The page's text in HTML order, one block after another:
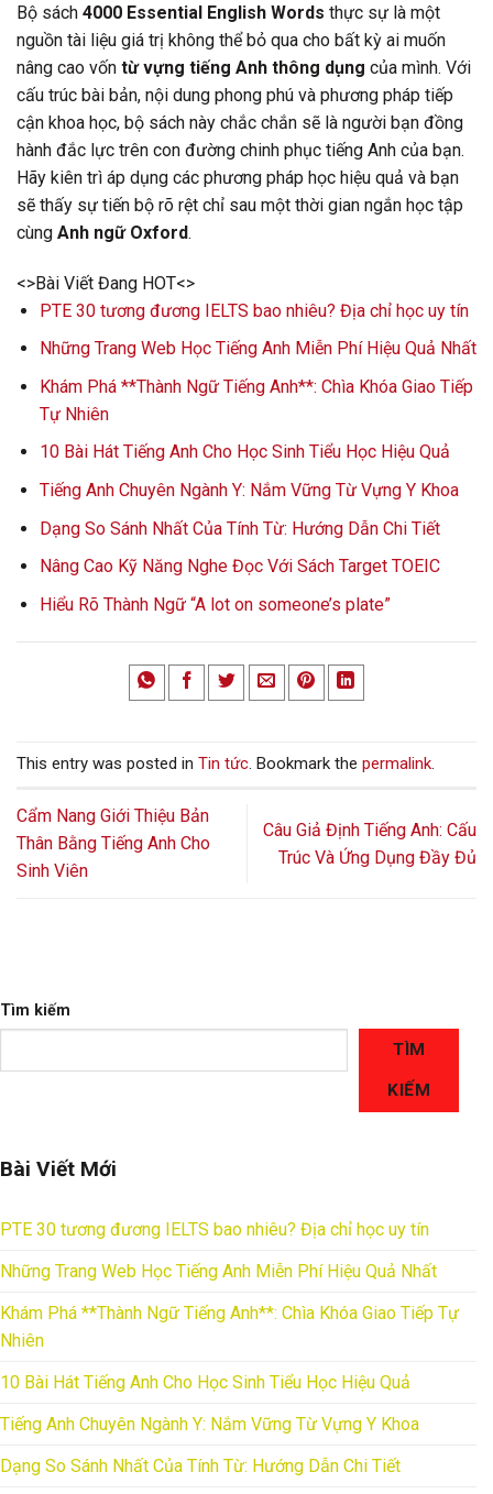
Bộ sách 4000 Essential English Words thực sự là một
nguồn tài liệu giá trị không thể bỏ qua cho bất kỳ ai muốn
nâng cao vốn từ vựng tiếng Anh thông dụng của mình. Với
cấu trúc bài bản, nội dung phong phú và phương pháp tiếp
cận khoa học, bộ sách này chắc chắn sẽ là người bạn đồng
hành đắc lực trên con đường chinh phục tiếng Anh của bạn.
Hãy kiên trì áp dụng các phương pháp học hiệu quả và bạn
sẽ thấy sự tiến bộ rõ rệt chỉ sau một thời gian ngắn học tập
cùng Anh ngữ Oxford.
<>Bài Viết Đang HOT<>
PTE 30 tương đương IELTS bao nhiêu? Địa chỉ học uy tín
Những Trang Web Học Tiếng Anh Miễn Phí Hiệu Quả Nhất
Khám Phá **Thành Ngữ Tiếng Anh**: Chìa Khóa Giao Tiếp
Tự Nhiên
10 Bài Hát Tiếng Anh Cho Học Sinh Tiểu Học Hiệu Quả
Tiếng Anh Chuyên Ngành Y: Nắm Vững Từ Vựng Y Khoa
Dạng So Sánh Nhất Của Tính Từ: Hướng Dẫn Chi Tiết
Nâng Cao Kỹ Năng Nghe Đọc Với Sách Target TOEIC
Hiểu Rõ Thành Ngữ “A lot on someone’s plate”
This entry was posted in Tin tức. Bookmark the permalink.
Cẩm Nang Giới Thiệu Bản
Thân Bằng Tiếng Anh Cho
Sinh Viên
Câu Giả Định Tiếng Anh: Cấu
Trúc Và Ứng Dụng Đầy Đủ
Tìm kiếm
TÌM
KIẾM
Bài Viết Mới
PTE 30 tương đương IELTS bao nhiêu? Địa chỉ học uy tín
Những Trang Web Học Tiếng Anh Miễn Phí Hiệu Quả Nhất
Khám Phá **Thành Ngữ Tiếng Anh**: Chìa Khóa Giao Tiếp Tự
Nhiên
10 Bài Hát Tiếng Anh Cho Học Sinh Tiểu Học Hiệu Quả
Tiếng Anh Chuyên Ngành Y: Nắm Vững Từ Vựng Y Khoa
Dạng So Sánh Nhất Của Tính Từ: Hướng Dẫn Chi Tiết